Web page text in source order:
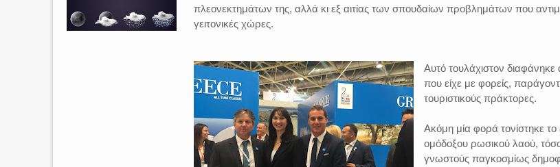
πλεονεκτημάτων της, αλλά κι εξ αιτίας των σπουδαίων προβλημάτων που
γειτονικές χώρες.
Αυτό τουλάχιστον διαφάνηκε
που είχε με φορείς,
τουριστικούς πράκτορες.
Ακόμη μία φορά τονίστηκε το
ομόδοξου ρωσικού λαού,
γνωστούς παγκοσμίως